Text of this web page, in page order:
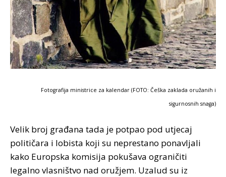
Fotografija ministrice za kalendar (FOTO: Češka zaklada oružanih i
sigurnosnih snaga)
Velik broj građana tada je potpao pod utjecaj
političara i lobista koji su neprestano ponavljali
kako Europska komisija pokušava ograničiti
legalno vlasništvo nad oružjem. Uzalud su iz